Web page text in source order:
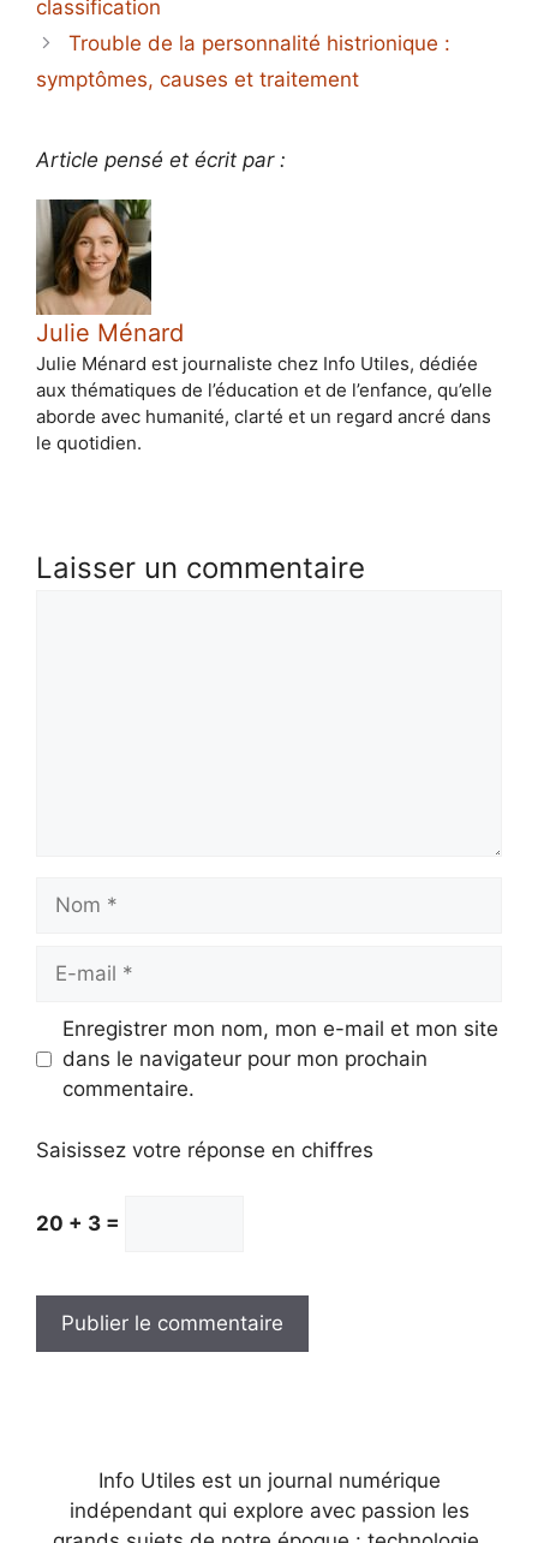
classification
Trouble de la personnalité histrionique :
symptômes, causes et traitement
Article pensé et écrit par :
Julie Ménard
Julie Ménard est journaliste chez Info Utiles, dédiée
aux thématiques de l’éducation et de l’enfance, qu’elle
aborde avec humanité, clarté et un regard ancré dans
le quotidien.
Laisser un commentaire
Nom
Enregistrer mon nom, mon e-mail et mon site
dans le navigateur pour mon prochain
commentaire.
Saisissez votre réponse en chiffres
20 + 3 =
Info Utiles est un journal numérique
indépendant qui explore avec passion les